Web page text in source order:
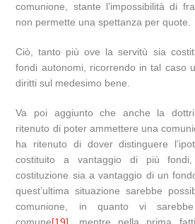
comunione, stante l’impossibilità di
non permette una spettanza per quote.
Ciò, tanto più ove la servitù sia
fondi autonomi, ricorrendo in tal caso
diritti sul medesimo bene.
Va poi aggiunto che anche la
ritenuto di poter ammettere una
ha ritenuto di dover distinguere
costituito a vantaggio di più
costituzione sia a vantaggio di un
quest’ultima situazione sarebbe
comunione, in quanto vi